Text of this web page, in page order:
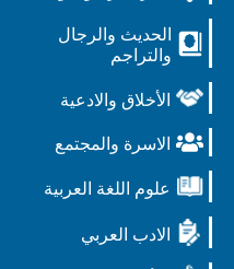
الحديث والرجال
والتراجم
الأخلاق والادعية
الاسرة والمجتمع
علوم اللغة العربية
الادب العربي